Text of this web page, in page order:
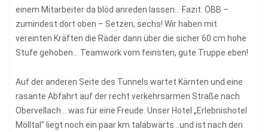
einem Mitarbeiter da blöd anreden lassen… Fazit: ÖBB –
zumindest dort oben – Setzen, sechs! Wir haben mit
vereinten Kräften die Räder dann über die sicher 60 cm hohe
Stufe gehoben… Teamwork vom feinsten, gute Truppe eben!
Auf der anderen Seite des Tunnels wartet Kärnten und eine
rasante Abfahrt auf der recht verkehrsarmen Straße nach
Obervellach… was für eine Freude. Unser Hotel „Erlebnishotel
Mölltal“ liegt noch ein paar km talabwärts…und ist nach den